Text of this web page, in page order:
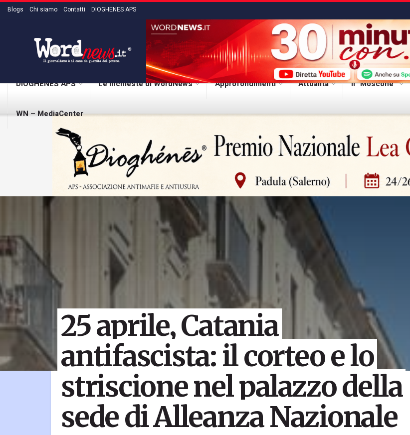
Blogs Chi siamo Contatti DIOGHENES APS
DIOGHENES APS Le inchieste di WordNews Approfondimenti Attualità Il “Moscone”
WN – MediaCenter
25 aprile, Catania
antifascista: il corteo e lo
striscione nel palazzo della
sede di Alleanza Nazionale